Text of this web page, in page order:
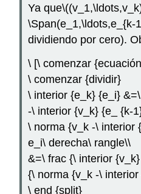
Ya que
\Span(e_1,\ldots,e_{k-
dividiendo por cero).
\ [\ comenzar
\ comenzar {dividir}
\ interior {e_k} {e_i}
-\ interior {v_k} {e_ {k-
\ norma {v_k -\ interior
e_i\ derecha\ rangle\\
&=\ frac {\ interior
{\ norma {v_k -\
\ end {split}